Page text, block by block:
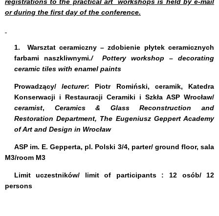
or during the first day of the conference.
1.
Warsztat ceramiczny – zdobienie płytek ceramicznych
farbami naszkliwnymi./
Pottery workshop – decorating
ceramic tiles with enamel paints
Prowadzący/lecturer: Piotr Romiński, ceramik, Katedra
Konserwacji i Restauracji Ceramiki i Szkła ASP Wrocław/
ceramist, Ceramics & Glass Reconstruction and
Restoration Department, The Eugeniusz Geppert Academy
of Art and Design in Wrocław
ASP im. E. Gepperta, pl. Polski 3/4, parter/ ground floor, sala
M3/room M3
Limit uczestników/ limit of participants : 12 osób/ 12
persons